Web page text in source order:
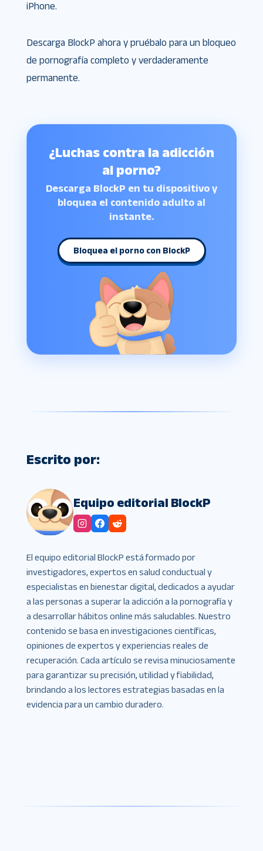
iPhone.
Descarga BlockP ahora y pruébalo para un bloqueo
de pornografía completo y verdaderamente
permanente.
¿Luchas contra la adicción
al porno?
Descarga BlockP en tu dispositivo y
bloquea el contenido adulto al
instante.
Bloquea el porno con BlockP
Escrito por:
Equipo editorial BlockP
El equipo editorial BlockP está formado por
investigadores, expertos en salud conductual y
especialistas en bienestar digital, dedicados a ayudar
a las personas a superar la adicción a la pornografía y
a desarrollar hábitos online más saludables. Nuestro
contenido se basa en investigaciones científicas,
opiniones de expertos y experiencias reales de
recuperación. Cada artículo se revisa minuciosamente
para garantizar su precisión, utilidad y fiabilidad,
brindando a los lectores estrategias basadas en la
evidencia para un cambio duradero.